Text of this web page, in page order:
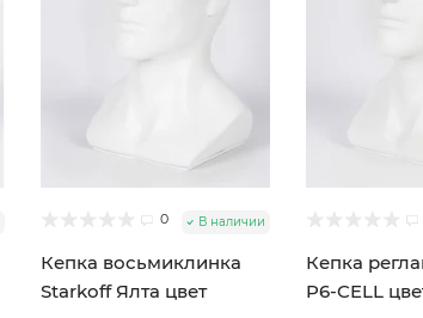
0 В наличии
Кепка восьмиклинка
Starkoff Ялта цвет
Кепка
P6-CELL